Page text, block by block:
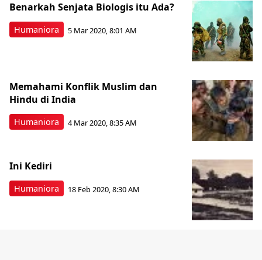
Humaniora
Benarkah Senjata Biologis itu Ada?
5 Mar 2020, 8:01 AM
Humaniora
Memahami Konflik Muslim dan
Hindu di India
4 Mar 2020, 8:35 AM
Humaniora
Ini Kediri
18 Feb 2020, 8:30 AM